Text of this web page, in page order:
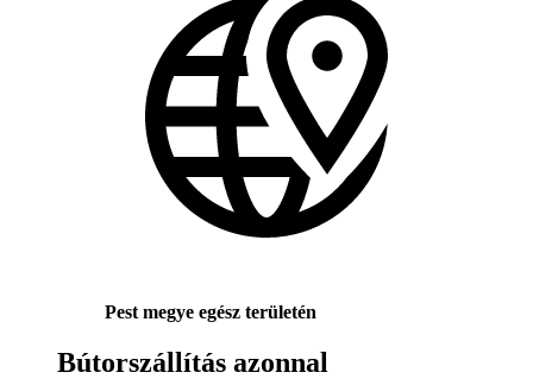
Pest megye egész területén
Bútorszállítás azonnal